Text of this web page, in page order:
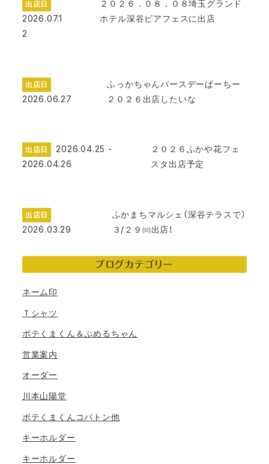
出店日
2026.07.1
2
２０２６．０８．０８埼玉グランド
ホテル深谷ビアフェスに出店
出店日
2026.06.27
ふっかちゃんバースデーぱーちー
２０２６出店したいな
出店日
2026.04.25 -
2026.04.26
２０２６ふかや花フェ
スタ出店予定
出店日
2026.03.29
ふかまちマルシェ（深谷テラスで）
３/２９㈰出店！
ブログカテゴリー
ネーム印
Ｔシャツ
ポテくまくん＆ぷめるちゃん
営業案内
オーダー
川本山陽堂
ポテくまくんコバトン他
キーホルダー
キーホルダー